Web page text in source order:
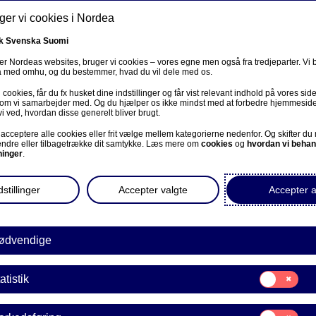
Om os Investorer Nyheder & indblik Karriere
blandt
økonomiske
vi cookies i Nordea
Svenska Suomi
Nordeas websites, bruger vi cookies – vores egne men også fra tredjeparter. Vi
med omhu, og du bestemmer, hvad du vil dele med os.
cookies, får du fx husket dine indstillinger og får vist relevant indhold på vores
vi samarbejder med. Og du hjælper os ikke mindst med at forbedre
ved, hvordan disse generelt bliver brugt.
alle cookies eller frit vælge mellem kategorierne nedenfor. Og skifter du
eller tilbagetrække dit samtykke. Læs mere om cookies og hvordan vi
.
Accepter
Accepter valgte
Samtykke
til:
Statistik